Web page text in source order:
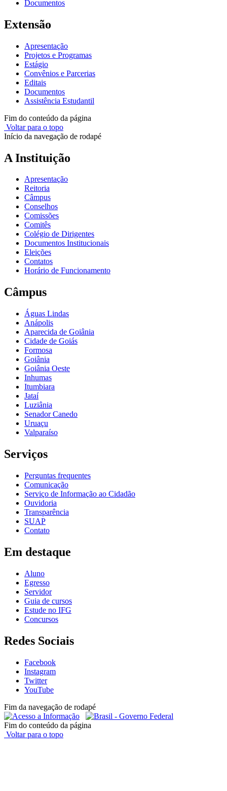
Documentos
Extensão
Apresentação
Projetos e Programas
Estágio
Convênios e Parcerias
Editais
Documentos
Assistência Estudantil
Fim do conteúdo da página
Voltar para o topo
Início da navegação de rodapé
A Instituição
Apresentação
Reitoria
Câmpus
Conselhos
Comissões
Comitês
Colégio de Dirigentes
Documentos Institucionais
Eleições
Contatos
Horário de Funcionamento
Câmpus
Águas Lindas
Anápolis
Aparecida de Goiânia
Cidade de Goiás
Formosa
Goiânia
Goiânia Oeste
Inhumas
Itumbiara
Jataí
Luziânia
Senador Canedo
Uruaçu
Valparaíso
Serviços
Perguntas frequentes
Comunicação
Serviço de Informação ao Cidadão
Ouvidoria
Transparência
SUAP
Contato
Em destaque
Aluno
Egresso
Servidor
Guia de cursos
Estude no IFG
Concursos
Redes Sociais
Facebook
Instagram
Twitter
YouTube
Fim da navegação de rodapé
Fim do conteúdo da página
Voltar para o topo